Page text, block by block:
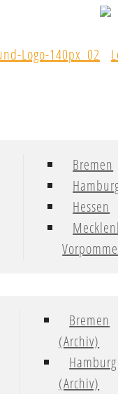
Bremen
Hessen
Bremen
(Archiv)
Hamburg
(Archiv)